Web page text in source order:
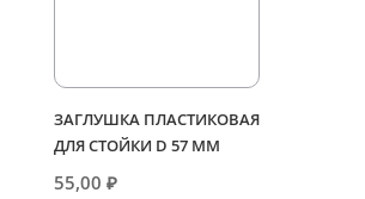
ЗАГЛУШКА ПЛАСТИКОВАЯ
ДЛЯ СТОЙКИ D 57 ММ
55,00 ₽